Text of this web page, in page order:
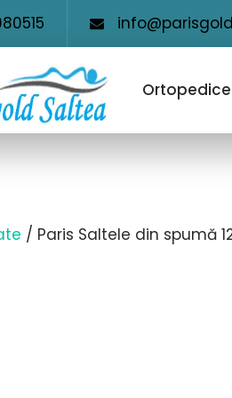
Ortopedice
/ Paris Saltele din spumă